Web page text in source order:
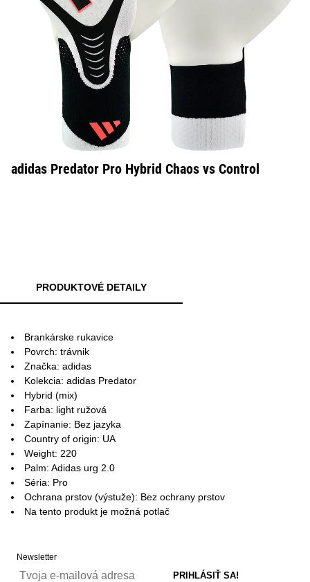
adidas Predator Pro Hybrid Chaos vs Control
PRODUKTOVÉ DETAILY
Brankárske rukavice
Povrch: trávnik
Značka: adidas
Kolekcia: adidas Predator
Hybrid (mix)
Farba: light ružová
Zapínanie: Bez jazyka
Country of origin: UA
Weight: 220
Palm: Adidas urg 2.0
Séria: Pro
Ochrana prstov (výstuže): Bez ochrany prstov
Na tento produkt je možná potlač
Newsletter